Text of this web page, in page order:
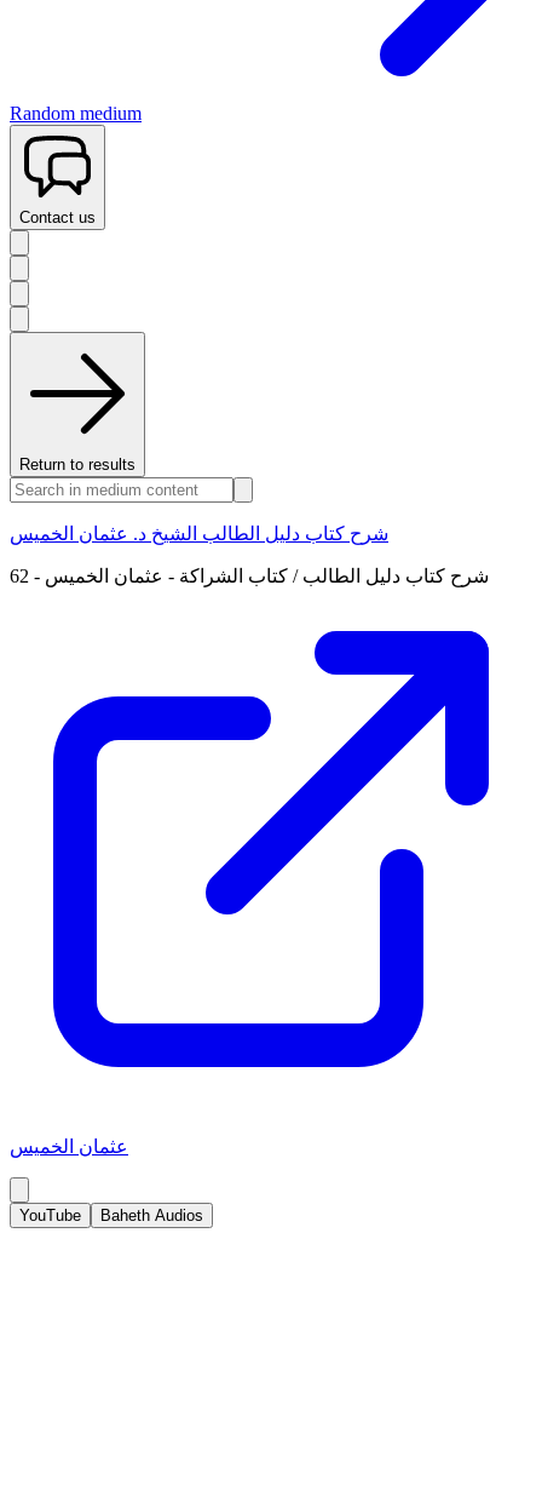
Random medium
Contact us
Return to results
شرح كتاب دليل الطالب الشيخ د. عثمان الخميس
62 - شرح كتاب دليل الطالب / كتاب الشراكة - عثمان الخميس
عثمان الخميس
YouTube Baheth Audios